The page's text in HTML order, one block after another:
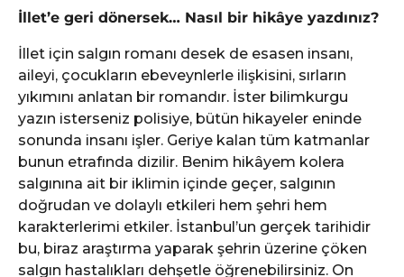
İllet’e geri dönersek… Nasıl bir hikâye yazdınız?
İllet için salgın romanı desek de esasen insanı,
aileyi, çocukların ebeveynlerle ilişkisini, sırların
yıkımını anlatan bir romandır. İster bilimkurgu
yazın isterseniz polisiye, bütün hikayeler eninde
sonunda insanı işler. Geriye kalan tüm katmanlar
bunun etrafında dizilir. Benim hikâyem kolera
salgınına ait bir iklimin içinde geçer, salgının
doğrudan ve dolaylı etkileri hem şehri hem
karakterlerimi etkiler. İstanbul’un gerçek tarihidir
bu, biraz araştırma yaparak şehrin üzerine çöken
salgın hastalıkları dehşetle öğrenebilirsiniz. On